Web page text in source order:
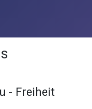
- Freiheit